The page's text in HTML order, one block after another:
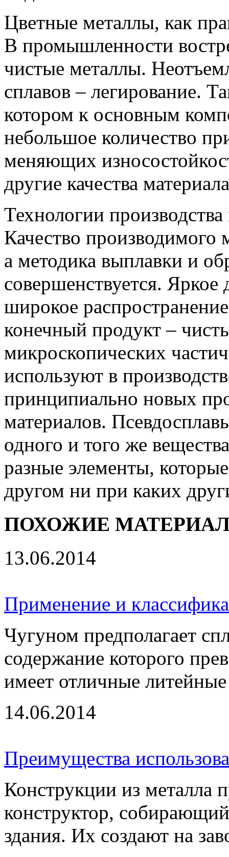
Цветные металлы, как
В промышленности
чистые металлы.
сплавов – легирование.
котором к основным
небольшое количество
меняющих
другие качества
Технологии
Качество производимого
а методика выплавки и
совершенствуется. Яркое
широкое
конечный продукт –
микроскопических
используют в
принципиально новых
материалов.
одного и того же
разные элементы,
другом ни при каких
ПОХОЖИЕ
13.06.2014
Применение и
Чугуном предполагает
содержание которого
имеет отличные
14.06.2014
Преимущества
Конструкции из металла
конструктор,
здания. Их создают на